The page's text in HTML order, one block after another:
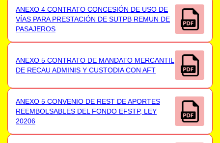
ANEXO 4 CONTRATO CONCESIÓN DE USO DE
VÍAS PARA PRESTACIÓN DE SUTPB REMUN DE
PASAJEROS
ANEXO 5 CONTRATO DE MANDATO MERCANTIL
DE RECAU ADMINIS Y CUSTODIA CON AFT
ANEXO 5 CONVENIO DE REST DE APORTES
REEMBOLSABLES DEL FONDO EFSTP, LEY
20206